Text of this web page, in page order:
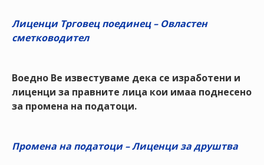
Лиценци Трговец поединец – Овластен
сметководител
Воедно Ве известуваме дека се изработени и
лиценци за правните лица кои имаа поднесено
за промена на податоци.
Промена на податоци – Лиценци за друштва